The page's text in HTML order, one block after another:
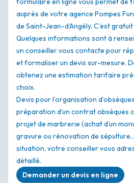
auprès de votre agence Pompes
de Saint-Jean-d'Angély. C’est
Quelques informations sont à
un conseiller vous contacte pour
et formaliser un devis sur-mesure.
obtenez une estimation tarifaire
choix.
Devis pour l’organisation
préparation d’un contrat obsèques
projet de marbrerie (achat d’un
gravure ou rénovation de
situation, votre conseiller vous
détaillé.
Demander un devis en ligne